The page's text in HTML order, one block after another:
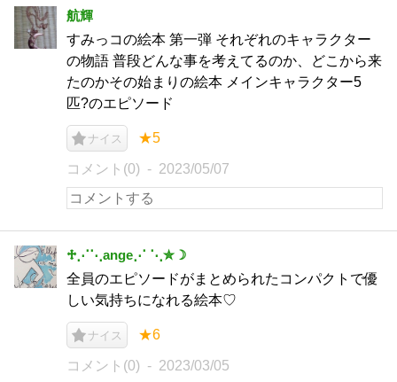
航輝
すみっコの絵本 第一弾 それぞれのキャラクター
の物語 普段どんな事を考えてるのか、どこから来
たのかその始まりの絵本 メインキャラクター5
匹?のエピソード
ナイス ★5
コメント(0) 2023/05/07
♱⋰⋱ange⋰ ⋱✮☽
全員のエピソードがまとめられたコンパクトで優
しい気持ちになれる絵本♡
ナイス ★6
コメント(0) 2023/03/05